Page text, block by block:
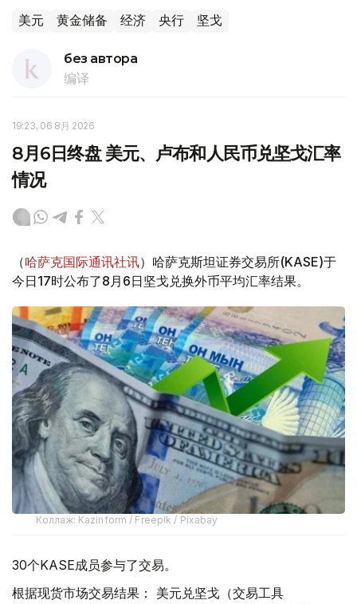
美元 黄金储备 经济 央行 坚戈
без автора
编译
19:23, 06 8月 2026
8月6日终盘 美元、卢布和人民币兑坚戈汇率
情况
（哈萨克国际通讯社讯）哈萨克斯坦证券交易所(KASE)于
今日17时公布了8月6日坚戈兑换外币平均汇率结果。
Коллаж: Kazinform / Freepik / Pixabay
30个KASE成员参与了交易。
根据现货市场交易结果： 美元兑坚戈（交易工具